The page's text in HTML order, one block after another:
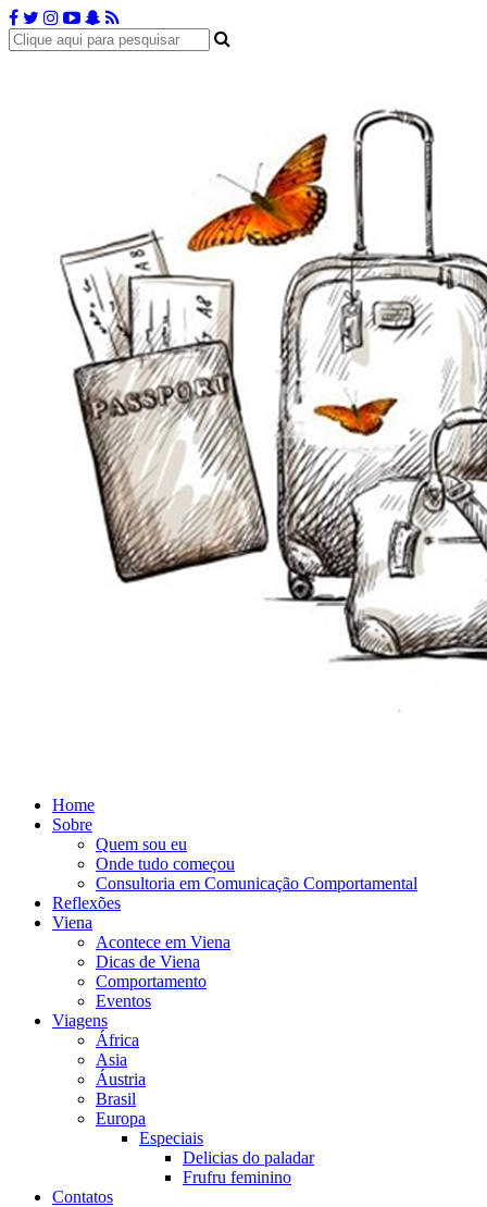
Home
Sobre
Quem sou eu
Onde tudo começou
Consultoria em Comunicação Comportamental
Reflexões
Viena
Acontece em Viena
Dicas de Viena
Comportamento
Eventos
Viagens
África
Asia
Áustria
Brasil
Europa
Especiais
Delicias do paladar
Frufru feminino
Contatos